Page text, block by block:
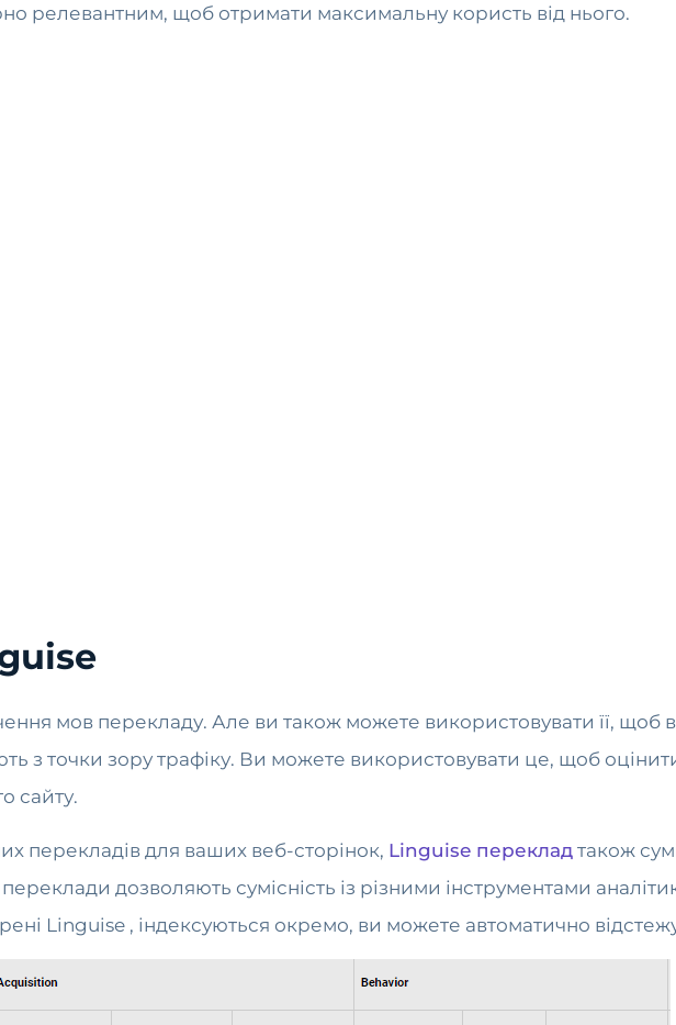
релевантним, щоб отримати максимальну користь від нього.
мов перекладу. Але ви також можете використовувати її, щоб
з точки зору трафіку. Ви можете використовувати це, щоб
сайту.
перекладів для ваших веб-сторінок, Linguise переклад також
дозволяють сумісність із різними інструментами
Linguise , індексуються окремо, ви можете автоматично